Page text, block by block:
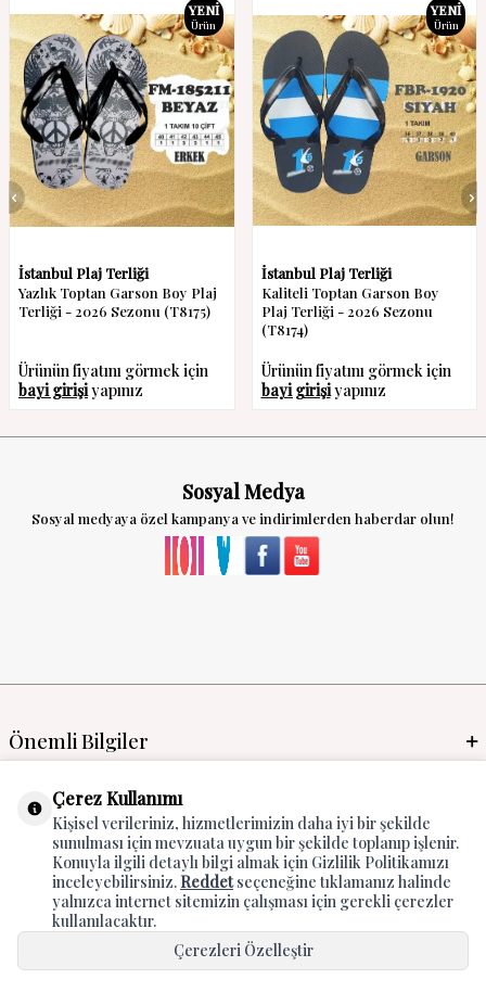
YENI
Ürün
İstanbul Plaj Terliği
Yazlık Toptan Garson Boy Plaj
Terliği - 2026 Sezonu (T8175)
Ürünün fiyatını görmek için
bayi girişiyapınız
YENI
Ürün
İstanbul Plaj Terliği
Kaliteli Toptan Garson Boy
Plaj Terliği - 2026 Sezonu
(T8174)
Ürünün fiyatını görmek için
bayi girişiyapınız
Sosyal Medya
Sosyal medyaya özel kampanya ve indirimlerden haberdar olun!
Önemli Bilgiler
Mayo İmalat & Toptan
Global Manufacturer
Adres & İletişim
Çerez Kullanımı
Kişisel verileriniz, hizmetlerimizin daha iyi bir şekilde
sunulması için mevzuata uygun bir şekilde toplanıp işlenir.
Konuyla ilgili detaylı bilgi almak için Gizlilik Politikamızı
inceleyebilirsiniz. Reddetseçeneğine tıklamanız halinde
yalnızca internet sitemizin çalışması için gerekli çerezler
kullanılacaktır.
Çerezleri Özelleştir